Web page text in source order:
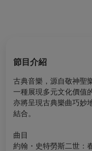
節目介紹
古典音樂，源自敬神聖
一種展現多元文化價值
亦將呈現古典樂曲巧妙
結合。
曲目
約翰・史特勞斯二世：